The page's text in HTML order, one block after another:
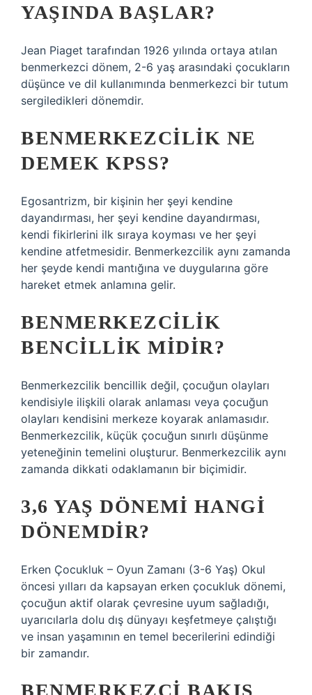
YAŞINDA BAŞLAR?
Jean Piaget tarafından 1926 yılında ortaya atılan
benmerkezci dönem, 2-6 yaş arasındaki çocukların
düşünce ve dil kullanımında benmerkezci bir tutum
sergiledikleri dönemdir.
BENMERKEZCILIK NE
DEMEK KPSS?
Egosantrizm, bir kişinin her şeyi kendine
dayandırması, her şeyi kendine dayandırması,
kendi fikirlerini ilk sıraya koyması ve her şeyi
kendine atfetmesidir. Benmerkezcilik aynı zamanda
her şeyde kendi mantığına ve duygularına göre
hareket etmek anlamına gelir.
BENMERKEZCILIK
BENCILLIK MIDIR?
Benmerkezcilik bencillik değil, çocuğun olayları
kendisiyle ilişkili olarak anlaması veya çocuğun
olayları kendisini merkeze koyarak anlamasıdır.
Benmerkezcilik, küçük çocuğun sınırlı düşünme
yeteneğinin temelini oluşturur. Benmerkezcilik aynı
zamanda dikkati odaklamanın bir biçimidir.
3,6 YAŞ DÖNEMI HANGI
DÖNEMDIR?
Erken Çocukluk – Oyun Zamanı (3-6 Yaş) Okul
öncesi yılları da kapsayan erken çocukluk dönemi,
çocuğun aktif olarak çevresine uyum sağladığı,
uyarıcılarla dolu dış dünyayı keşfetmeye çalıştığı
ve insan yaşamının en temel becerilerini edindiği
bir zamandır.
BENMERKEZCI BAKIŞ